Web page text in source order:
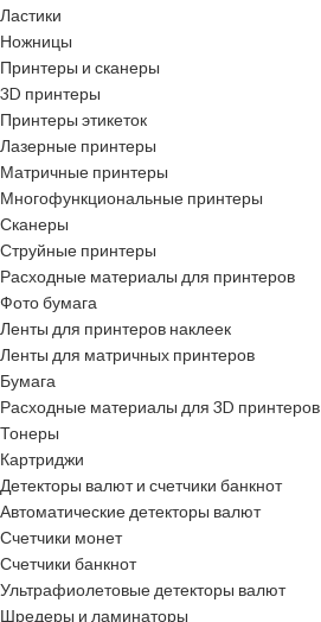
Ластики
Ножницы
Принтеры и сканеры
3D принтеры
Принтеры этикеток
Лазерные принтеры
Матричные принтеры
Многофункциональные принтеры
Сканеры
Струйные принтеры
Расходные материалы для принтеров
Фото бумага
Ленты для принтеров наклеек
Ленты для матричных принтеров
Бумага
Расходные материалы для 3D принтеров
Тонеры
Картриджи
Детекторы валют и счетчики банкнот
Автоматические детекторы валют
Счетчики монет
Счетчики банкнот
Ультрафиолетовые детекторы валют
Шредеры и ламинаторы